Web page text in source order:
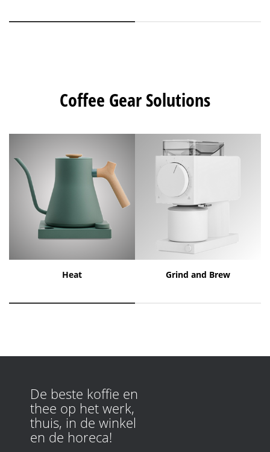
Coffee Gear Solutions
Heat Grind and Brew
De beste koffie en
thee op het werk,
thuis, in de winkel
en de horeca!